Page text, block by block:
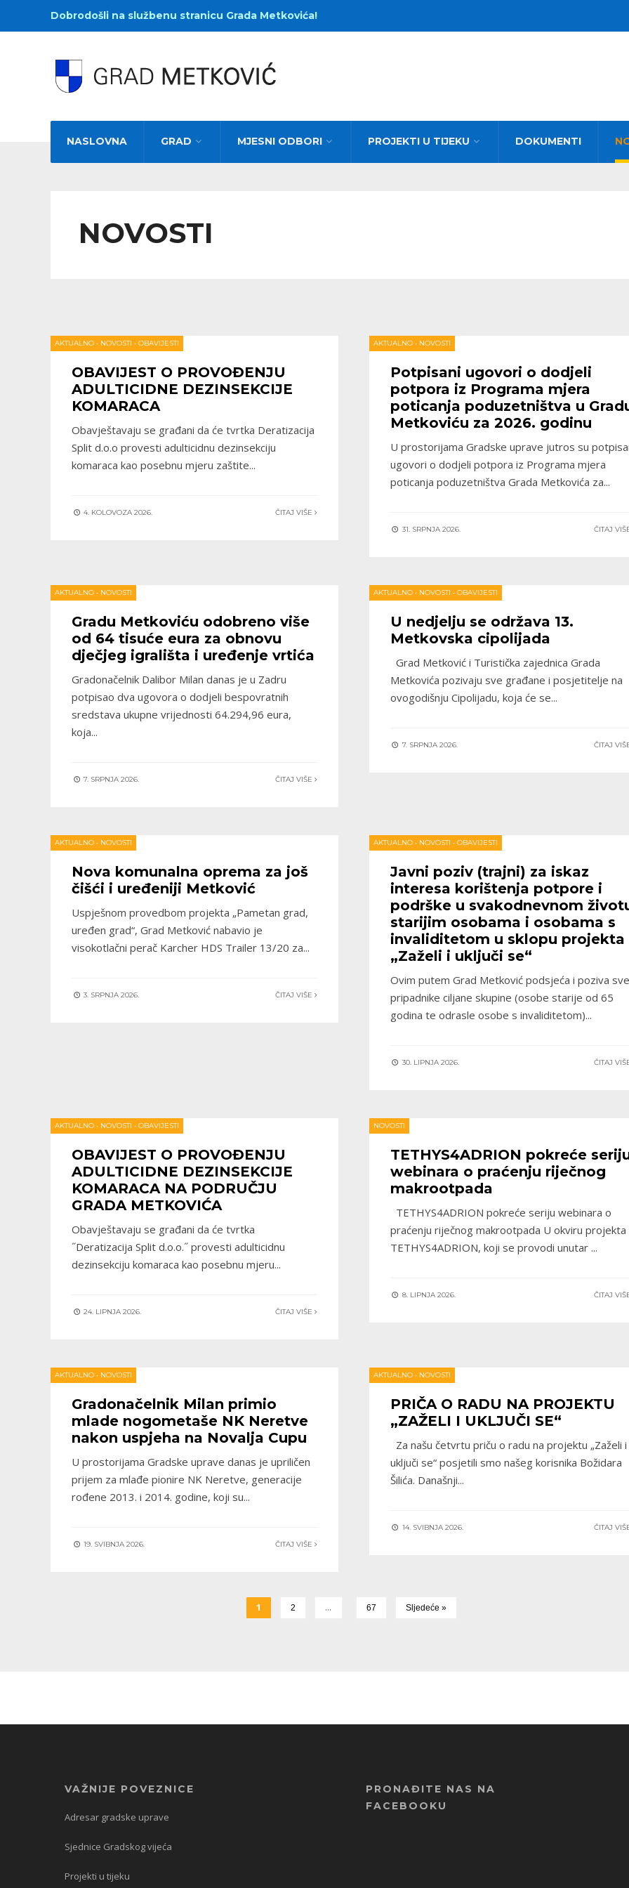
Dobrodošli na službenu stranicu Grada Metkovića!
NASLOVNA GRAD MJESNI ODBORI PROJEKTI U TIJEKU DOKUMENTI
NOVOSTI
AKTUALNO • NOVOSTI • OBAVIJESTI
OBAVIJEST O PROVOĐENJU
ADULTICIDNE DEZINSEKCIJE
KOMARACA
Obavještavaju se građani da će tvrtka Deratizacija
Split d.o.o provesti adulticidnu dezinsekciju
komaraca kao posebnu mjeru zaštite...
4. KOLOVOZA 2026. ČITAJ VIŠE
AKTUALNO• NOVOSTI
Potpisani ugovori o dodjeli
potpora iz Programa mjera
poticanja poduzetništva u
Metkoviću za 2026. godinu
U prostorijama Gradske uprave jutros su
ugovori o dodjeli potpora iz Programa mjera
poticanja poduzetništva Grada Metkovića za...
31. SRPNJA 2026. ČITAJ
AKTUALNO • NOVOSTI
Gradu Metkoviću odobreno više
od 64 tisuće eura za obnovu
dječjeg igrališta i uređenje vrtića
Gradonačelnik Dalibor Milan danas je u Zadru
potpisao dva ugovora o dodjeli bespovratnih
sredstava ukupne vrijednosti 64.294,96 eura,
koja...
7. SRPNJA 2026. ČITAJ VIŠE
AKTUALNO• NOVOSTI • OBAVIJESTI
U nedjelju se održava 13.
Metkovska cipolijada
Grad Metković i Turistička zajednica Grada
Metkovića pozivaju sve građane i posjetitelje na
ovogodišnju Cipolijadu, koja će se...
7. SRPNJA 2026. ČITAJ
AKTUALNO • NOVOSTI
Nova komunalna oprema za još
čišći i uređeniji Metković
Uspješnom provedbom projekta „Pametan grad,
uređen grad“, Grad Metković nabavio je
visokotlačni perač Karcher HDS Trailer 13/20 za...
3. SRPNJA 2026. ČITAJ VIŠE
AKTUALNO• NOVOSTI • OBAVIJESTI
Javni poziv (trajni) za iskaz
interesa korištenja potpore i
podrške u svakodnevnom
starijim osobama i osobama s
invaliditetom u sklopu projekta
„Zaželi i uključi se“
Ovim putem Grad Metković podsjeća i poziva sve
pripadnike ciljane skupine (osobe starije od 65
godina te odrasle osobe s invaliditetom)...
30. LIPNJA 2026. ČITAJ
AKTUALNO • NOVOSTI • OBAVIJESTI
OBAVIJEST O PROVOĐENJU
ADULTICIDNE DEZINSEKCIJE
KOMARACA NA PODRUČJU
GRADA METKOVIĆA
Obavještavaju se građani da će tvrtka
˝Deratizacija Split d.o.o.˝ provesti adulticidnu
dezinsekciju komaraca kao posebnu mjeru...
24. LIPNJA 2026. ČITAJ VIŠE
NOVOSTI
TETHYS4ADRION pokreće
webinara o praćenju riječnog
makrootpada
TETHYS4ADRION pokreće seriju webinara o
praćenju riječnog makrootpada U okviru projekta
TETHYS4ADRION, koji se provodi unutar ...
8. LIPNJA 2026. ČITAJ
AKTUALNO • NOVOSTI
Gradonačelnik Milan primio
mlade nogometaše NK Neretve
nakon uspjeha na Novalja Cupu
U prostorijama Gradske uprave danas je upriličen
prijem za mlađe pionire NK Neretve, generacije
rođene 2013. i 2014. godine, koji su...
19. SVIBNJA 2026. ČITAJ VIŠE
AKTUALNO• NOVOSTI
PRIČA O RADU NA PROJEKTU
„ZAŽELI I UKLJUČI SE“
Za našu četvrtu priču o radu na projektu „Zaželi i
uključi se“ posjetili smo našeg korisnika Božidara
Šilića. Današnji...
14. SVIBNJA 2026. ČITAJ
1 2 … 67 Sljedeće »
VAŽNIJE POVEZNICE
Adresar gradske uprave
Sjednice Gradskog vijeća
Projekti u tijeku
PRONAĐITE NAS NA
FACEBOOKU